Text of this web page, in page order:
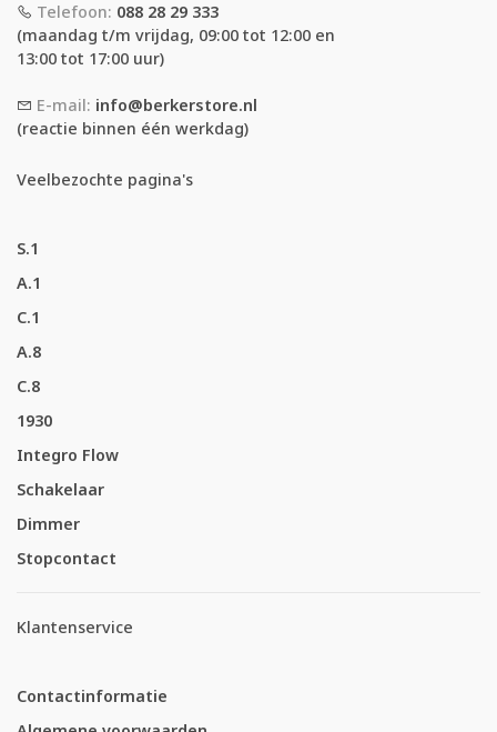
Telefoon: 088 28 29 333
(maandag t/m vrijdag, 09:00 tot 12:00 en
13:00 tot 17:00 uur)
E-mail: info@berkerstore.nl
(reactie binnen één werkdag)
Veelbezochte pagina's
S.1
A.1
C.1
A.8
C.8
1930
Integro Flow
Schakelaar
Dimmer
Stopcontact
Klantenservice
Contactinformatie